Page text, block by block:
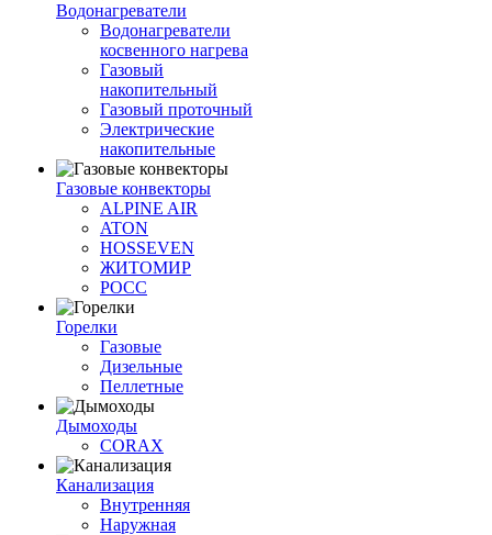
Водонагреватели
Водонагреватели
косвенного нагрева
Газовый
накопительный
Газовый проточный
Электрические
накопительные
Газовые конвекторы
ALPINE AIR
ATON
HOSSEVEN
ЖИТОМИР
РОСС
Горелки
Газовые
Дизельные
Пеллетные
Дымоходы
CORAX
Канализация
Внутренняя
Наружная